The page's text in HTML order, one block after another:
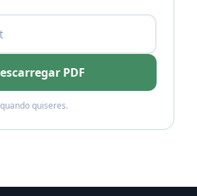
PDF
quiseres.